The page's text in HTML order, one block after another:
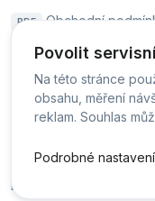
Povolit
Na této stránce
obsahu, měření
reklam. Souhlas
Podrobné nastavení
PDF Obchodní
Hodnocení
Čeština
© Servis iPhoneLab -
Změnit preference
Běžíme na